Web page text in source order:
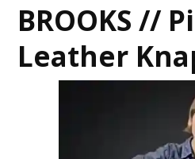
BROOKS //
Leather